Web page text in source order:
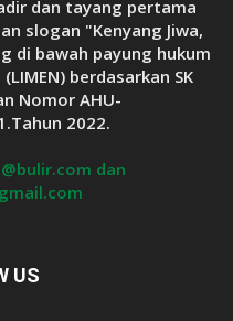
dan tayang pertama
slogan "Kenyang Jiwa,
di bawah payung hukum
berdasarkan SK
Nomor AHU-
2022.
dan
US